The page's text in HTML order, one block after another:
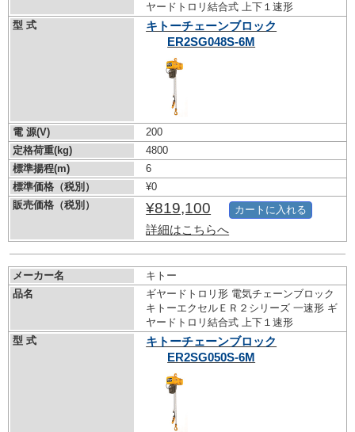
ヤードトロリ結合式 上下１速形
型 式
キトーチェーンブロック
ER2SG048S-6M
電 源(V)
200
定格荷重(kg)
4800
標準揚程(m)
6
標準価格（税別）
¥0
販売価格（税別）
¥819,100
詳細はこちらへ
カートに入れる
メーカー名
キトー
品名
ギヤードトロリ形 電気チェーンブロック
キトーエクセルＥＲ２シリーズ 一速形 ギ
ヤードトロリ結合式 上下１速形
型 式
キトーチェーンブロック
ER2SG050S-6M